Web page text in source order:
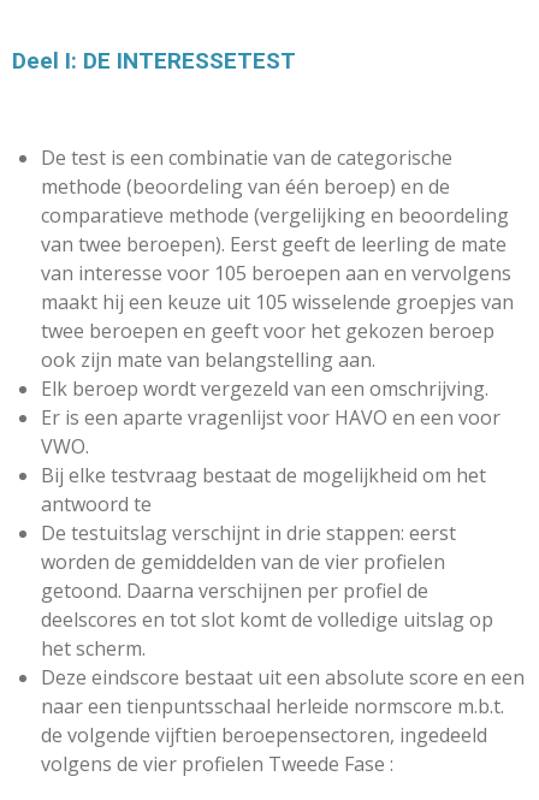
Deel I: DE INTERESSETEST
De test is een combinatie van de categorische
methode (beoordeling van één beroep) en de
comparatieve methode (vergelijking en beoordeling
van twee beroepen). Eerst geeft de leerling de mate
van interesse voor 105 beroepen aan en vervolgens
maakt hij een keuze uit 105 wisselende groepjes van
twee beroepen en geeft voor het gekozen beroep
ook zijn mate van belangstelling aan.
Elk beroep wordt vergezeld van een omschrijving.
Er is een aparte vragenlijst voor HAVO en een voor
VWO.
Bij elke testvraag bestaat de mogelijkheid om het
antwoord te
De testuitslag verschijnt in drie stappen: eerst
worden de gemiddelden van de vier profielen
getoond. Daarna verschijnen per profiel de
deelscores en tot slot komt de volledige uitslag op
het scherm.
Deze eindscore bestaat uit een absolute score en een
naar een tienpuntsschaal herleide normscore m.b.t.
de volgende vijftien beroepensectoren, ingedeeld
volgens de vier profielen Tweede Fase :